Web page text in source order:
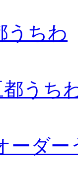
うちわ
都うち
ーダー